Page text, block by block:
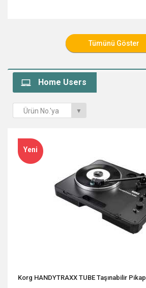
Home Users
Ürün No.'ya
▼
Yeni
Korg HANDYTRAXX TUBE Taşınabilir Pikap